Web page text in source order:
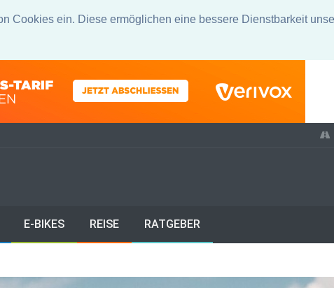
Cookies ein. Diese ermöglichen eine bessere Dienstbarkeit
E-BIKES REISE RATGEBER